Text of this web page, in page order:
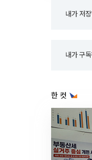
내가 저
내가 구
한 컷